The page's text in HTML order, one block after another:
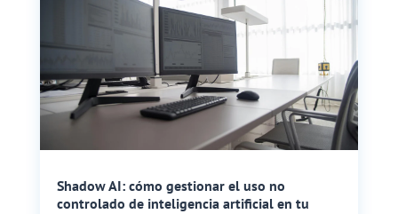
Shadow AI: cómo gestionar el uso no
controlado de inteligencia artificial en tu